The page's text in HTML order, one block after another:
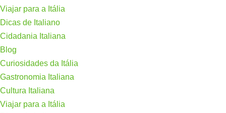
Viajar para a Itália
Dicas de Italiano
Cidadania Italiana
Blog
Curiosidades da Itália
Gastronomia Italiana
Cultura Italiana
Viajar para a Itália